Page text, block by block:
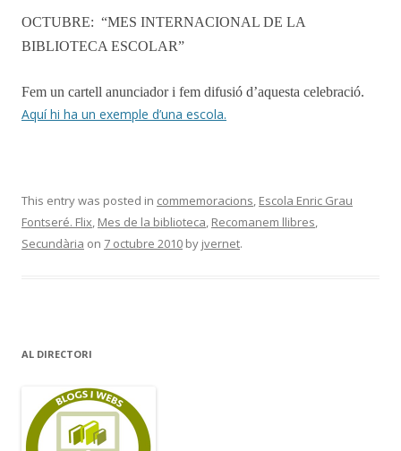
OCTUBRE: “MES INTERNACIONAL DE LA
BIBLIOTECA ESCOLAR”
Fem un cartell anunciador i fem difusió d’aquesta celebració.
Aquí hi ha un exemple d’una escola.
This entry was posted in commemoracions, Escola Enric Grau
Fontseré. Flix, Mes de la biblioteca, Recomanem llibres,
Secundària on 7 octubre 2010 by jvernet.
AL DIRECTORI